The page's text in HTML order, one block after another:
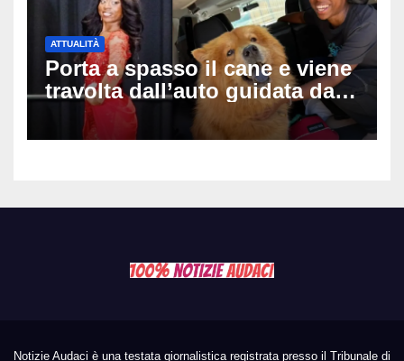
ATTUALITÀ
Porta a spasso il cane e viene
travolta dall’auto guidata da
due bambini di 4 e 6 anni: l’ex
miss Kiara Bowling lotta tra la
Notizie Audaci è una testata giornalistica registrata presso il Tribunale di